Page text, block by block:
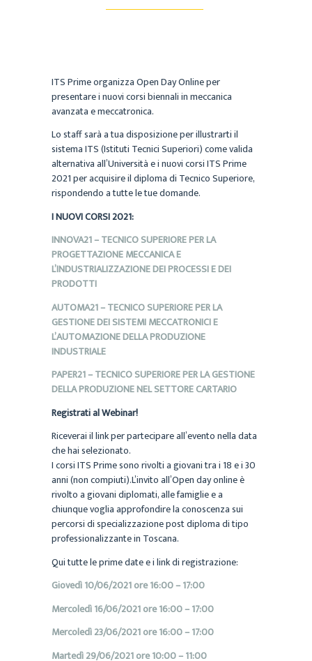
ITS Prime organizza Open Day Online per
presentare i nuovi corsi biennali in meccanica
avanzata e meccatronica.
Lo staff sarà a tua disposizione per illustrarti il
sistema ITS (Istituti Tecnici Superiori) come valida
alternativa all’Università e i nuovi corsi ITS Prime
2021 per acquisire il diploma di Tecnico Superiore,
rispondendo a tutte le tue domande.
I NUOVI CORSI 2021:
INNOVA21 – TECNICO SUPERIORE PER LA
PROGETTAZIONE MECCANICA E
L’INDUSTRIALIZZAZIONE DEI PROCESSI E DEI
PRODOTTI
AUTOMA21 – TECNICO SUPERIORE PER LA
GESTIONE DEI SISTEMI MECCATRONICI E
L’AUTOMAZIONE DELLA PRODUZIONE
INDUSTRIALE
PAPER21 – TECNICO SUPERIORE PER LA GESTIONE
DELLA PRODUZIONE NEL SETTORE CARTARIO
Registrati al Webinar!
Riceverai il link per partecipare all’evento nella data
che hai selezionato.
I corsi ITS Prime sono rivolti a giovani tra i 18 e i 30
anni (non compiuti).L’invito all’Open day online è
rivolto a giovani diplomati, alle famiglie e a
chiunque voglia approfondire la conoscenza sui
percorsi di specializzazione post diploma di tipo
professionalizzante in Toscana.
Qui tutte le prime date e i link di registrazione:
Giovedì 10/06/2021 ore 16:00 – 17:00
Mercoledì 16/06/2021 ore 16:00 – 17:00
Mercoledì 23/06/2021 ore 16:00 – 17:00
Martedì 29/06/2021 ore 10:00 – 11:00